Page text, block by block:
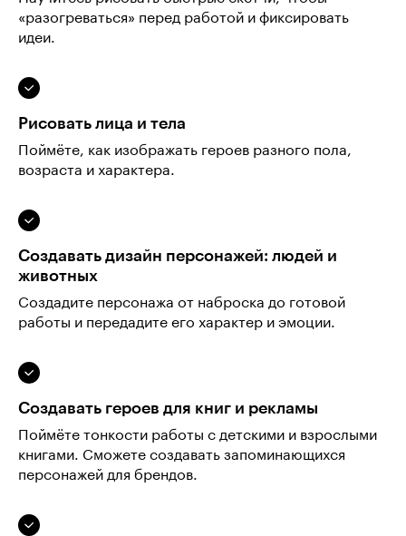
«разогреваться» перед работой и фиксировать
идеи.
Рисовать лица и тела
Поймёте, как изображать героев разного пола,
возраста и характера.
Создавать дизайн персонажей: людей и
животных
Создадите персонажа от наброска до готовой
работы и передадите его характер и эмоции.
Создавать героев для книг и рекламы
Поймёте тонкости работы с детскими и взрослыми
книгами. Сможете создавать запоминающихся
персонажей для брендов.